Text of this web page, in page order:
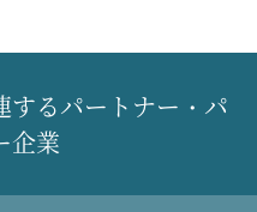
するパートナー・パ
企業